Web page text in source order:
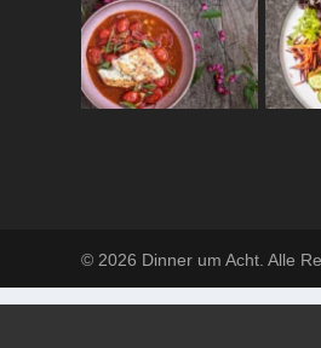
© 2026 Dinner um Acht. Alle